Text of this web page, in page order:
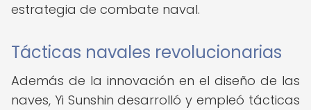
estrategia de combate naval.
Tácticas navales revolucionarias
Además de la innovación en el diseño de las
naves, Yi Sunshin desarrolló y empleó tácticas